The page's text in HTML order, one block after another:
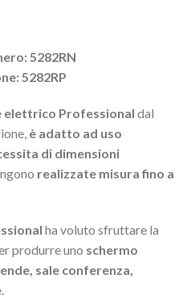
5282RN
5282RP
elettrico Professional dal
è adatto ad uso
di dimensioni
realizzate misura fino a
ha voluto sfruttare la
produrre uno schermo
sale conferenza,